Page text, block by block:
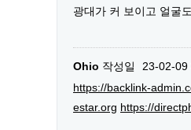
광대가 커 보이고 얼굴
Ohio 작성일
23-02-09
https://backlink-
estar.org https://